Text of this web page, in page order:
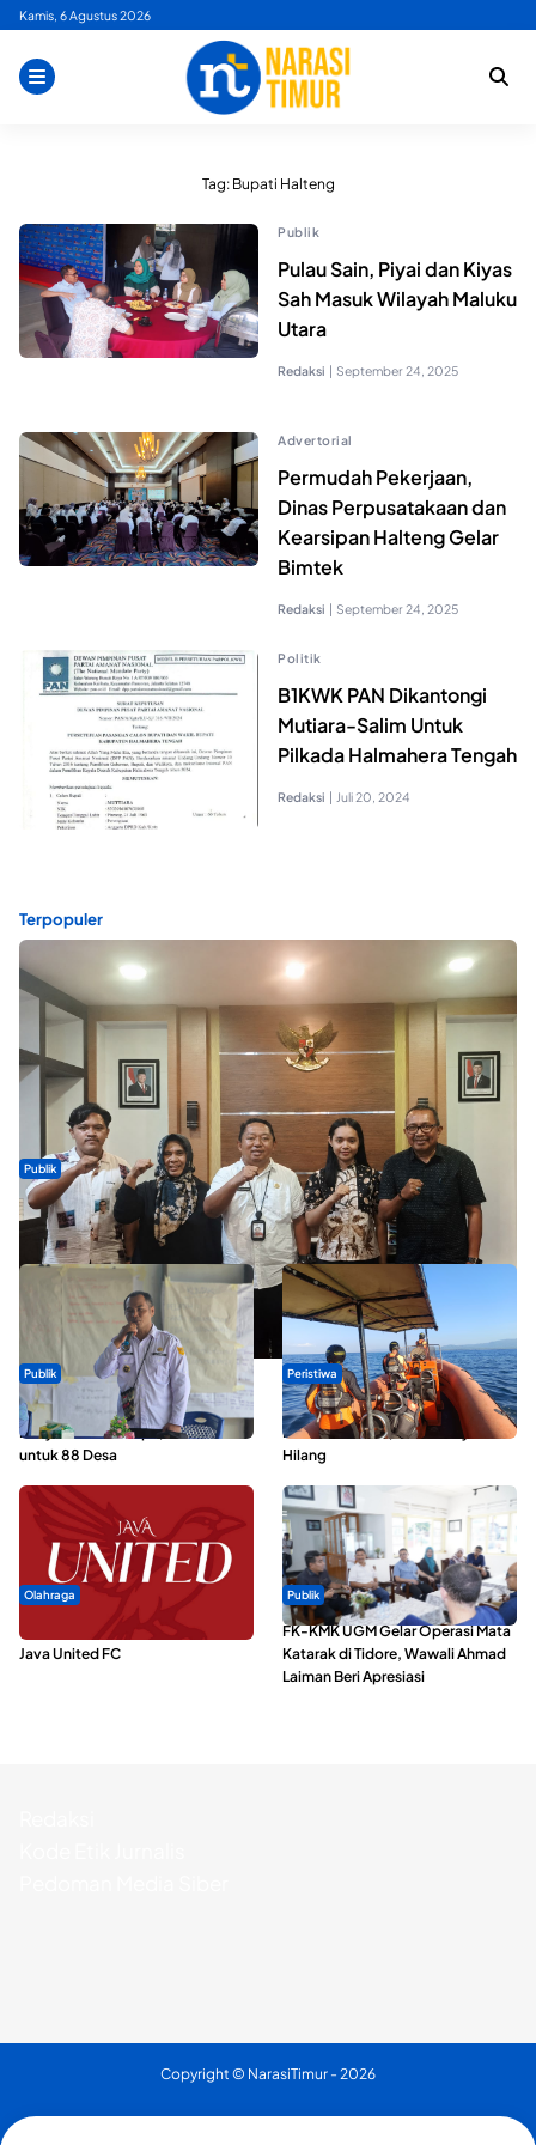
Skip
content
Kamis, 6 Agustus 2026
Tag: Bupati Halteng
Publik
Pulau Sain, Piyai dan Kiyas
Sah Masuk Wilayah Maluku
Utara
Redaksi | September 24, 2025
Advertorial
Permudah Pekerjaan,
Dinas Perpusatakaan dan
Kearsipan Halteng Gelar
Bimtek
Redaksi | September 24, 2025
Politik
B1KWK PAN Dikantongi
Mutiara-Salim Untuk
Pilkada Halmahera Tengah
Redaksi | Juli 20, 2024
Terpopuler
Publik
Dua Talenta Muda Ternate Wakili Maluku Utara di Gita Bahana
Nusantara 2026
Publik
ABDESI Morotai Apresiasi
Penyaluran ADD Rp3,13 Miliar
untuk 88 Desa
Peristiwa
Dua Longboat Bertabrakan di
Perairan Taliabu, Satu Nelayan
Hilang
Olahraga
Dari Malut United Berubah Jadi
Java United FC
Publik
FK-KMK UGM Gelar Operasi Mata
Katarak di Tidore, Wawali Ahmad
Laiman Beri Apresiasi
Copyright © NarasiTimur - 2026